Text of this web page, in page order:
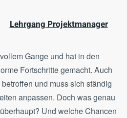
Lehrgang Projektmanager
Gange und hat in den
Fortschritte gemacht. Auch
und muss sich ständig
anpassen. Doch was genau
Und welche Chancen